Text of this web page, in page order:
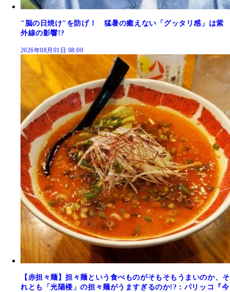
"脳の日焼け"を防げ！ 猛暑の癒えない「グッタリ感」は紫
外線の影響!?
2026年08月01日 08:00
【赤担々麺】担々麺という食べものがそもそもうまいのか、そ
れとも「光陽楼」の担々麺がうますぎるのか!?：パリッコ『今